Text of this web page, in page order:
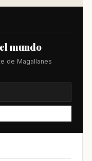
mundo
de Magallanes